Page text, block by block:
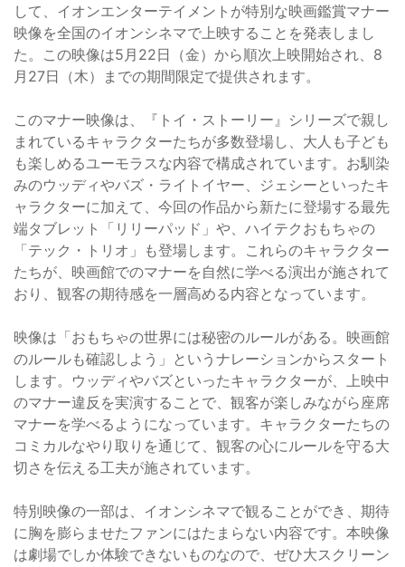
して、イオンエンターテイメントが特別な映画鑑賞マナー
映像を全国のイオンシネマで上映することを発表しまし
た。この映像は5月22日（金）から順次上映開始され、8
月27日（木）までの期間限定で提供されます。
このマナー映像は、『トイ・ストーリー』シリーズで親し
まれているキャラクターたちが多数登場し、大人も子ども
も楽しめるユーモラスな内容で構成されています。お馴染
みのウッディやバズ・ライトイヤー、ジェシーといったキ
ャラクターに加えて、今回の作品から新たに登場する最先
端タブレット「リリーパッド」や、ハイテクおもちゃの
「テック・トリオ」も登場します。これらのキャラクター
たちが、映画館でのマナーを自然に学べる演出が施されて
おり、観客の期待感を一層高める内容となっています。
映像は「おもちゃの世界には秘密のルールがある。映画館
のルールも確認しよう」というナレーションからスタート
します。ウッディやバズといったキャラクターが、上映中
のマナー違反を実演することで、観客が楽しみながら座席
マナーを学べるようになっています。キャラクターたちの
コミカルなやり取りを通じて、観客の心にルールを守る大
切さを伝える工夫が施されています。
特別映像の一部は、イオンシネマで観ることができ、期待
に胸を膨らませたファンにはたまらない内容です。本映像
は劇場でしか体験できないものなので、ぜひ大スクリーン